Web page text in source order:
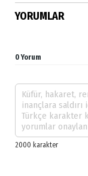
YORUMLAR
0 Yorum